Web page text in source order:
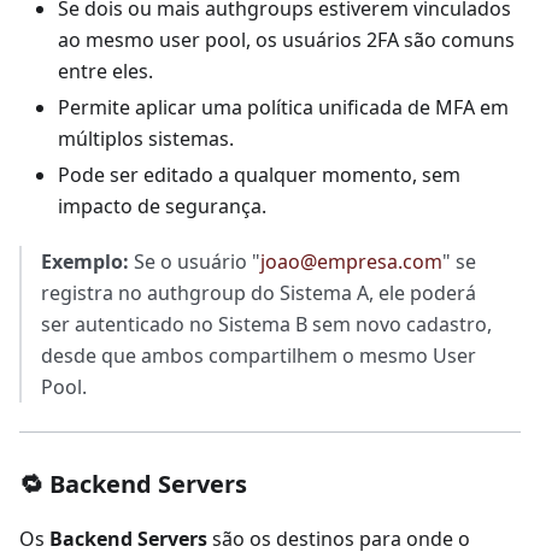
Se dois ou mais authgroups estiverem vinculados
ao mesmo user pool, os usuários 2FA são comuns
entre eles.
Permite aplicar uma política unificada de MFA em
múltiplos sistemas.
Pode ser editado a qualquer momento, sem
impacto de segurança.
Exemplo: Se o usuário "joao@empresa.com" se
registra no authgroup do Sistema A, ele poderá
ser autenticado no Sistema B sem novo cadastro,
desde que ambos compartilhem o mesmo User
Pool.
🔁 Backend Servers
Os Backend Serverssão os destinos para onde o